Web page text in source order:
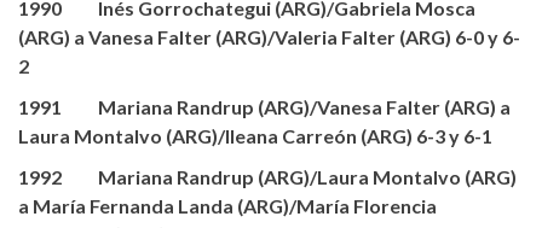
1990 Inés Gorrochategui (ARG)/Gabriela Mosca
(ARG) a Vanesa Falter (ARG)/Valeria Falter (ARG) 6-0 y 6-
2
1991 Mariana Randrup (ARG)/Vanesa Falter (ARG) a
Laura Montalvo (ARG)/Ileana Carreón (ARG) 6-3 y 6-1
1992 Mariana Randrup (ARG)/Laura Montalvo (ARG)
a María Fernanda Landa (ARG)/María Florencia